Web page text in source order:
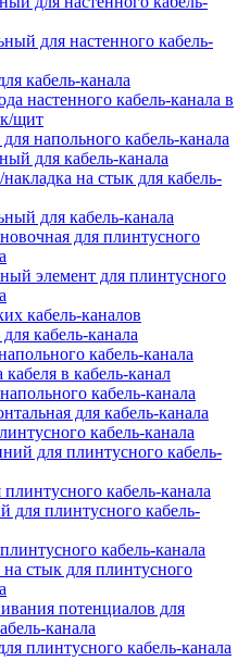
для настенного кабель-
кабель-канала
настенного кабель-канала в
щит
напольного кабель-канала
для кабель-канала
на стык для кабель-
для кабель-канала
для плинтусного
элемент для плинтусного
кабель-каналов
кабель-канала
кабель-канала
в кабель-канал
кабель-канала
для кабель-канала
кабель-канала
для плинтусного кабель-
кабель-канала
для плинтусного кабель-
кабель-канала
стык для плинтусного
потенциалов для
канала
плинтусного кабель-канала